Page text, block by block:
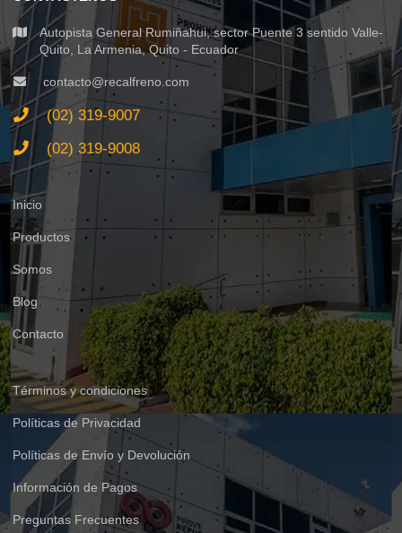
Autopista General Rumiñahui, sector Puente 3 sentido Valle-
Quito, La Armenia, Quito - Ecuador
contacto@recalfreno.com
(02) 319-9007
(02) 319-9008
Inicio
Productos
Somos
Blog
Contacto
Términos y condiciones
Políticas de Privacidad
Políticas de Envío y Devolución
Información de Pagos
Preguntas Frecuentes